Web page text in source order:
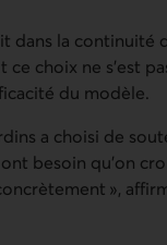
dans la continuité
choix ne s’est
du modèle.
a choisi de
besoin qu’on
»,